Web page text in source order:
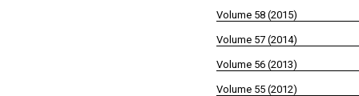
Volume 58 (2015)
Volume 57 (2014)
Volume 56 (2013)
Volume 55 (2012)